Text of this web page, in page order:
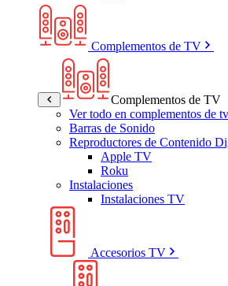
Complementos de TV
Complementos de TV
Ver todo en complementos de tv
Barras de Sonido
Reproductores de Contenido
Apple TV
Roku
Instalaciones
Instalaciones TV
Accesorios TV